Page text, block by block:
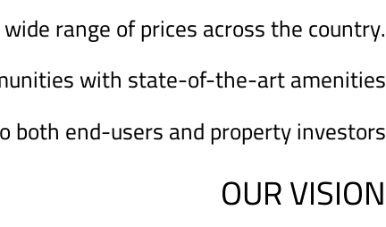
range of prices across the country.
with state-of-the-art amenities
both end-users and property investors.
OUR VISION